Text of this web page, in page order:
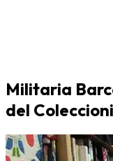
Militaria
del